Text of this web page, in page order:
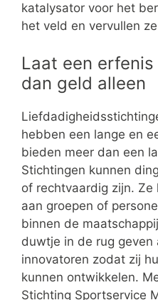
katalysator voor het
het veld en vervullen
Laat een
dan geld alleen
hebben een lange en
bieden meer dan een
Stichtingen kunnen
of rechtvaardig zijn. Ze
aan groepen of
binnen de
duwtje in de rug
innovatoren zodat zij
kunnen ontwikkelen.
Stichting Sportservice